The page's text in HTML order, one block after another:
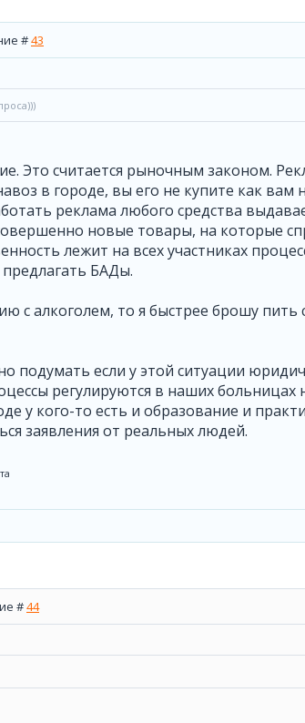
#43
Это считается рыночным законом.
в городе, вы его не купите как вам
реклама любого средства
новые товары, на которые
лежит на всех участниках
БАДы.
с алкоголем, то я быстрее брошу пить
подумать если у этой ситуации
регулируются в наших больницах
у кого-то есть и образование и
заявления от реальных людей.
#44